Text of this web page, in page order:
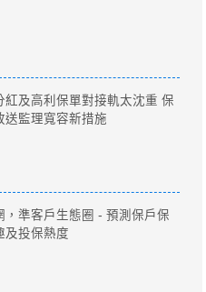
紅及高利保單對接軌太沈重 保
送監理寬容新措施
，準客戶生態圈 - 預測保戶保
及投保熱度